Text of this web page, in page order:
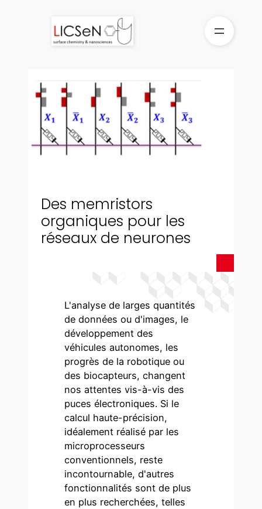
Des memristors
organiques pour les
réseaux de neurones
L'analyse de larges quantités
de données ou d'images, le
développement des
véhicules autonomes, les
progrès de la robotique ou
des biocapteurs, changent
nos attentes vis-à-vis des
puces électroniques. Si le
calcul haute-précision,
idéalement réalisé par les
microprocesseurs
conventionnels, reste
incontournable, d'autres
fonctionnalités sont de plus
en plus recherchées, telles